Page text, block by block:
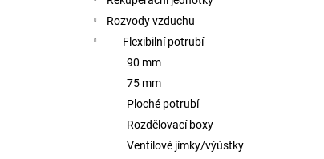
Rozvody vzduchu
Flexibilní potrubí
90 mm
75 mm
Ploché potrubí
Rozdělovací boxy
Ventilové jímky/výústky